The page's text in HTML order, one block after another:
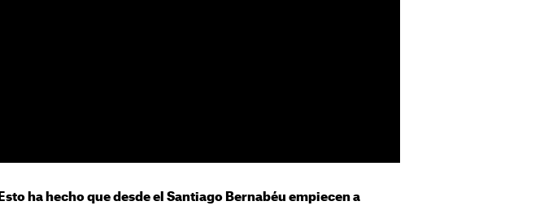
Esto ha hecho que desde el Santiago Bernabéu empiecen a